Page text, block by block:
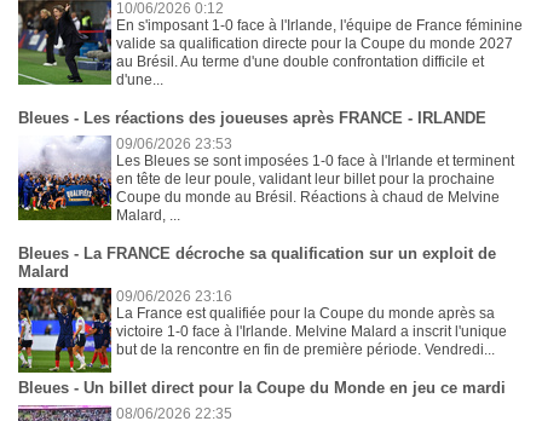
10/06/2026 0:12
En s'imposant 1-0 face à l'Irlande, l'équipe de France féminine
valide sa qualification directe pour la Coupe du monde 2027
au Brésil. Au terme d'une double confrontation difficile et
d'une...
Bleues - Les réactions des joueuses après FRANCE - IRLANDE
09/06/2026 23:53
Les Bleues se sont imposées 1-0 face à l'Irlande et terminent
en tête de leur poule, validant leur billet pour la prochaine
Coupe du monde au Brésil. Réactions à chaud de Melvine
Malard, ...
Bleues - La FRANCE décroche sa qualification sur un exploit de
Malard
09/06/2026 23:16
La France est qualifiée pour la Coupe du monde après sa
victoire 1-0 face à l'Irlande. Melvine Malard a inscrit l'unique
but de la rencontre en fin de première période. Vendredi...
Bleues - Un billet direct pour la Coupe du Monde en jeu ce mardi
08/06/2026 22:35